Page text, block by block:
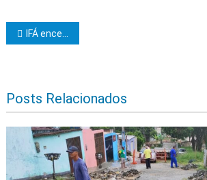
Navegação de Post
IFÁ encerra cursos Corpo Iaô com o espetáculo “ORIKI: Histórias para Cantar, Dançar, Tocar e Encenar”
Posts Relacionados